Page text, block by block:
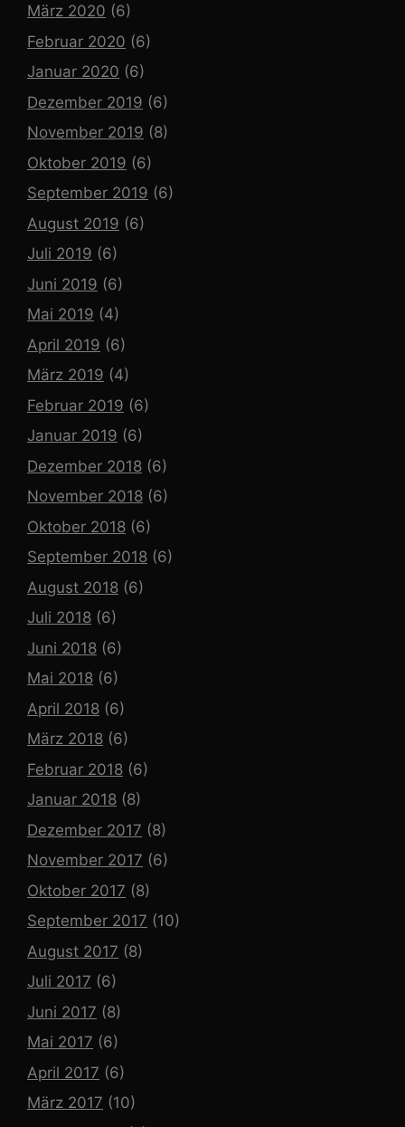
März 2020 (6)
Februar 2020 (6)
Januar 2020 (6)
Dezember 2019 (6)
November 2019 (8)
Oktober 2019 (6)
September 2019 (6)
August 2019 (6)
Juli 2019 (6)
Juni 2019 (6)
Mai 2019 (4)
April 2019 (6)
März 2019 (4)
Februar 2019 (6)
Januar 2019 (6)
Dezember 2018 (6)
November 2018 (6)
Oktober 2018 (6)
September 2018 (6)
August 2018 (6)
Juli 2018 (6)
Juni 2018 (6)
Mai 2018 (6)
April 2018 (6)
März 2018 (6)
Februar 2018 (6)
Januar 2018 (8)
Dezember 2017 (8)
November 2017 (6)
Oktober 2017 (8)
September 2017 (10)
August 2017 (8)
Juli 2017 (6)
Juni 2017 (8)
Mai 2017 (6)
April 2017 (6)
März 2017 (10)